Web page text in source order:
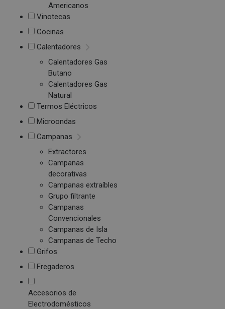
Americanos
Vinotecas
Cocinas
Calentadores
Calentadores Gas
Butano
Calentadores Gas
Natural
Termos Eléctricos
Microondas
Campanas
Extractores
Campanas
decorativas
Campanas extraíbles
Grupo filtrante
Campanas
Convencionales
Campanas de Isla
Campanas de Techo
Grifos
Fregaderos
Accesorios de
Electrodomésticos